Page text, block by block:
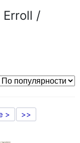
Erroll /
> >>